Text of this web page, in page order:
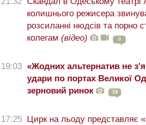
колишнього режисера
розсиланні нюдсів та порно
колегам (відео) 9
19:03 «Жодних альтернатив не
удари по портах Великої
зерновий ринок
18
17:25
Цирк на льоду представляє